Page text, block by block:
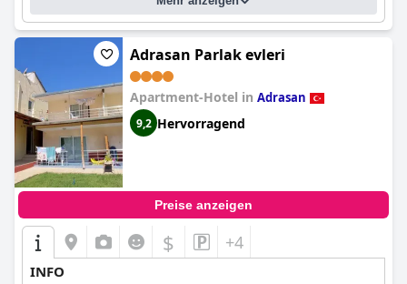
Adrasan Parlak evleri
Apartment-Hotel in Adrasan
9,2 Hervorragend
Preise anzeigen
$ +4
INFO